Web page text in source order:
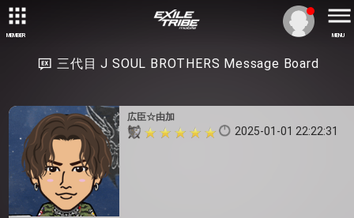
MEMBER MENU
三代目 J SOUL BROTHERS Message Board
広臣☆由加
2025-01-01 22:22:31